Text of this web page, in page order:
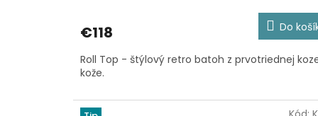
je
z
5
€118 Do
Roll Top - štýlový retro batoh z prvotriednej
kože.